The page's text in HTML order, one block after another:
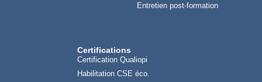
Entretien post-formation
Certifications
Certification Qualiopi
Habilitation CSE éco.